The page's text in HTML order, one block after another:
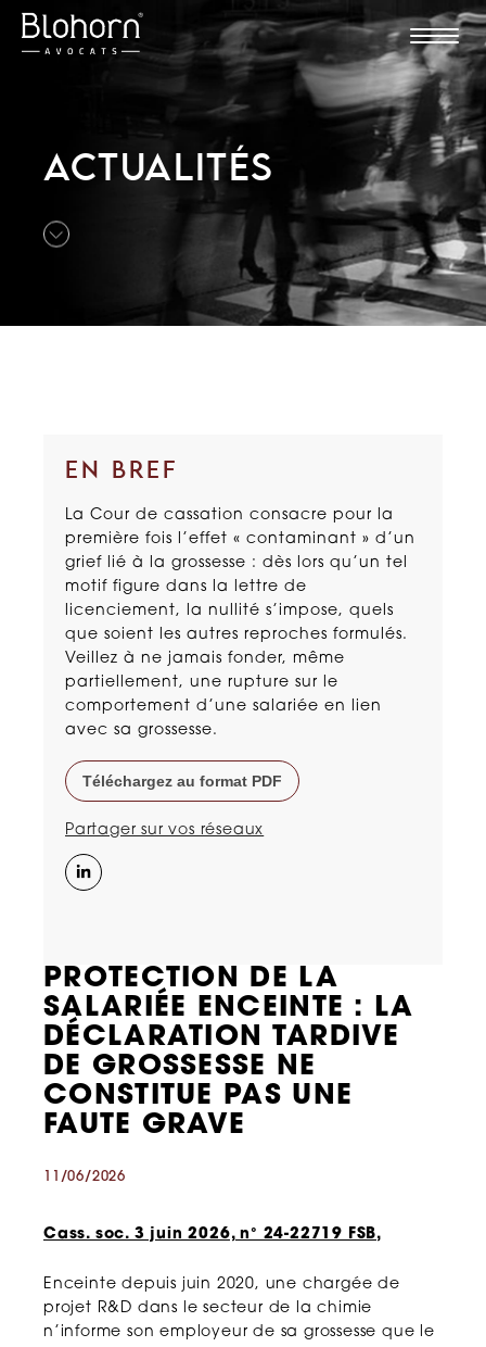
ACTUALITÉS
PROTECTION DE LA
SALARIÉE ENCEINTE : LA
DÉCLARATION TARDIVE
DE GROSSESSE NE
CONSTITUE PAS UNE
FAUTE GRAVE
11/06/2026
Cass. soc. 3 juin 2026, n° 24-22719 FSB,
Enceinte depuis juin 2020, une chargée de
projet R&D dans le secteur de la chimie
n’informe son employeur de sa grossesse que le
EN BREF
La Cour de cassation consacre pour la
première fois l’effet « contaminant » d’un
grief lié à la grossesse : dès lors qu’un tel
motif figure dans la lettre de
licenciement, la nullité s’impose, quels
que soient les autres reproches formulés.
Veillez à ne jamais fonder, même
partiellement, une rupture sur le
comportement d’une salariée en lien
avec sa grossesse.
Téléchargez au format PDF
Partager sur vos réseaux